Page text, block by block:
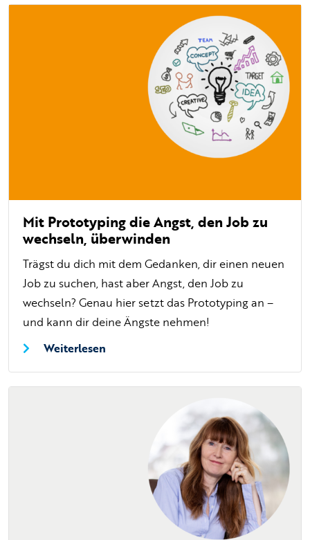
Mit Prototyping die Angst, den Job zu
wechseln, überwinden
Trägst du dich mit dem Gedanken, dir einen neuen
Job zu suchen, hast aber Angst, den Job zu
wechseln? Genau hier setzt das Prototyping an –
und kann dir deine Ängste nehmen!
Weiterlesen